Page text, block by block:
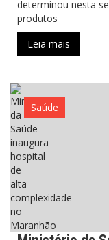
determinou nesta
produtos
Leia mais
Saúde